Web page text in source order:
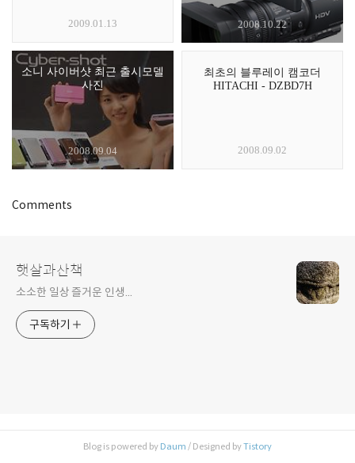
2009.01.13 2008.10.22
소니 사이버샷 최근 출시모델
사진
2008.09.04
최초의 블루레이 캠코더
HITACHI - DZBD7H
2008.09.02
Comments
햇살과산책
소소한 일상 즐거운 인생...
구독하기
Blog is powered by Daum / Designed byTistory